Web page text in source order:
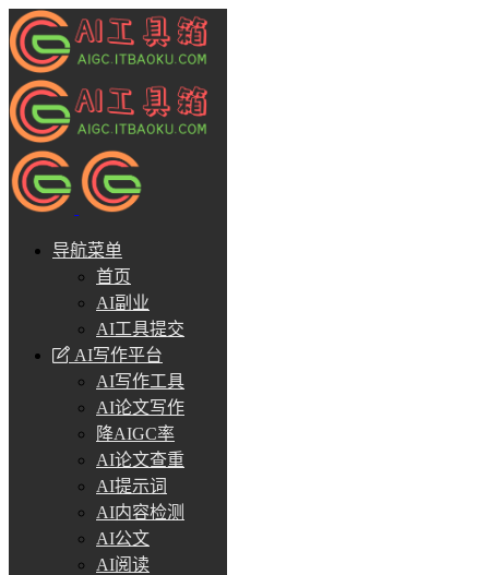
导航菜单
首页
AI副业
AI工具提交
AI写作平台
AI写作工具
AI论文写作
降AIGC率
AI论文查重
AI提示词
AI内容检测
AI公文
AI阅读